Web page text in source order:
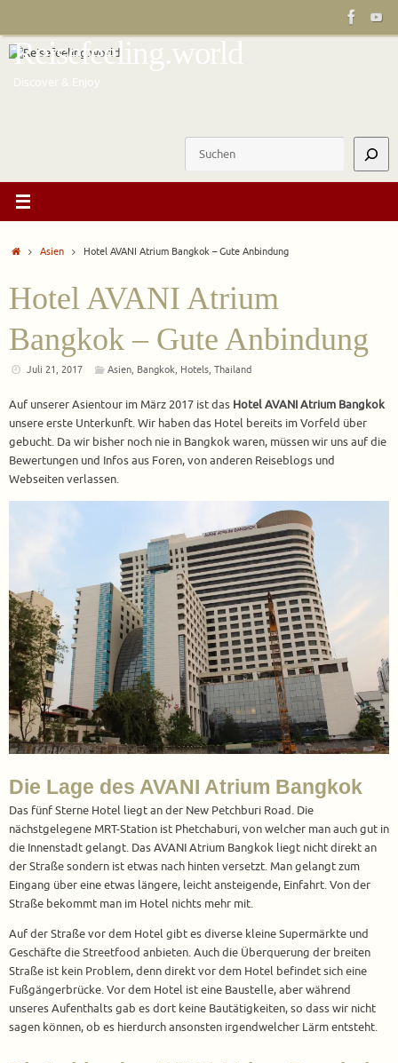
springen
Reisefeeling.world
Discover & Enjoy
StartAsien Hotel AVANI Atrium Bangkok – Gute Anbindung
Hotel AVANI Atrium
Bangkok – Gute Anbindung
Juli 21, 2017 Asien, Bangkok, Hotels,Thailand
Auf unserer Asientour im März 2017 ist das Hotel AVANI Atrium Bangkok
unsere erste Unterkunft. Wir haben das Hotel bereits im Vorfeld über
gebucht. Da wir bisher noch nie in Bangkok waren, müssen wir uns auf die
Bewertungen und Infos aus Foren, von anderen Reiseblogs und
Webseiten verlassen.
Die Lage des AVANI Atrium Bangkok
Das fünf Sterne Hotel liegt an der New Petchburi Road. Die
nächstgelegene MRT-Station ist Phetchaburi, von welcher man auch gut in
die Innenstadt gelangt. Das AVANI Atrium Bangkok liegt nicht direkt an
der Straße sondern ist etwas nach hinten versetzt. Man gelangt zum
Eingang über eine etwas längere, leicht ansteigende, Einfahrt. Von der
Straße bekommt man im Hotel nichts mehr mit.
Auf der Straße vor dem Hotel gibt es diverse kleine Supermärkte und
Geschäfte die Streetfood anbieten. Auch die Überquerung der breiten
Straße ist kein Problem, denn direkt vor dem Hotel befindet sich eine
Fußgängerbrücke. Vor dem Hotel ist eine Baustelle, aber während
unseres Aufenthalts gab es dort keine Bautätigkeiten, so dass wir nicht
sagen können, ob es hierdurch ansonsten irgendwelcher Lärm entsteht.